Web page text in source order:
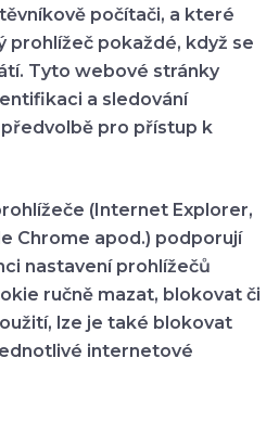
počítači, a které
pokaždé, když se
Tyto webové stránky
a sledování
pro přístup k
(Internet Explorer,
Chrome apod.) podporují
nastavení prohlížečů
ručně mazat, blokovat či
lze je také blokovat
internetové